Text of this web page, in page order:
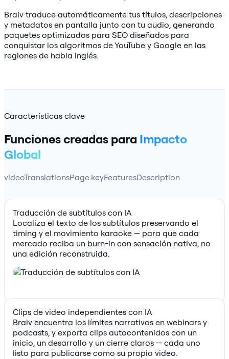
Braiv traduce automáticamente tus títulos, descripciones
y metadatos en pantalla junto con tu audio, generando
paquetes optimizados para SEO diseñados para
conquistar los algoritmos de YouTube y Google en las
regiones de habla inglés.
Características clave
Funciones creadas para Impacto
Global
videoTranslationsPage.keyFeaturesDescription
Traducción de subtítulos con IA
Localiza el texto de los subtítulos preservando el
timing y el movimiento karaoke — para que cada
mercado reciba un burn-in con sensación nativa, no
una edición reconstruida.
Clips de video independientes con IA
Braiv encuentra los límites narrativos en webinars y
podcasts, y exporta clips autocontenidos con un
inicio, un desarrollo y un cierre claros — cada uno
listo para publicarse como su propio video.